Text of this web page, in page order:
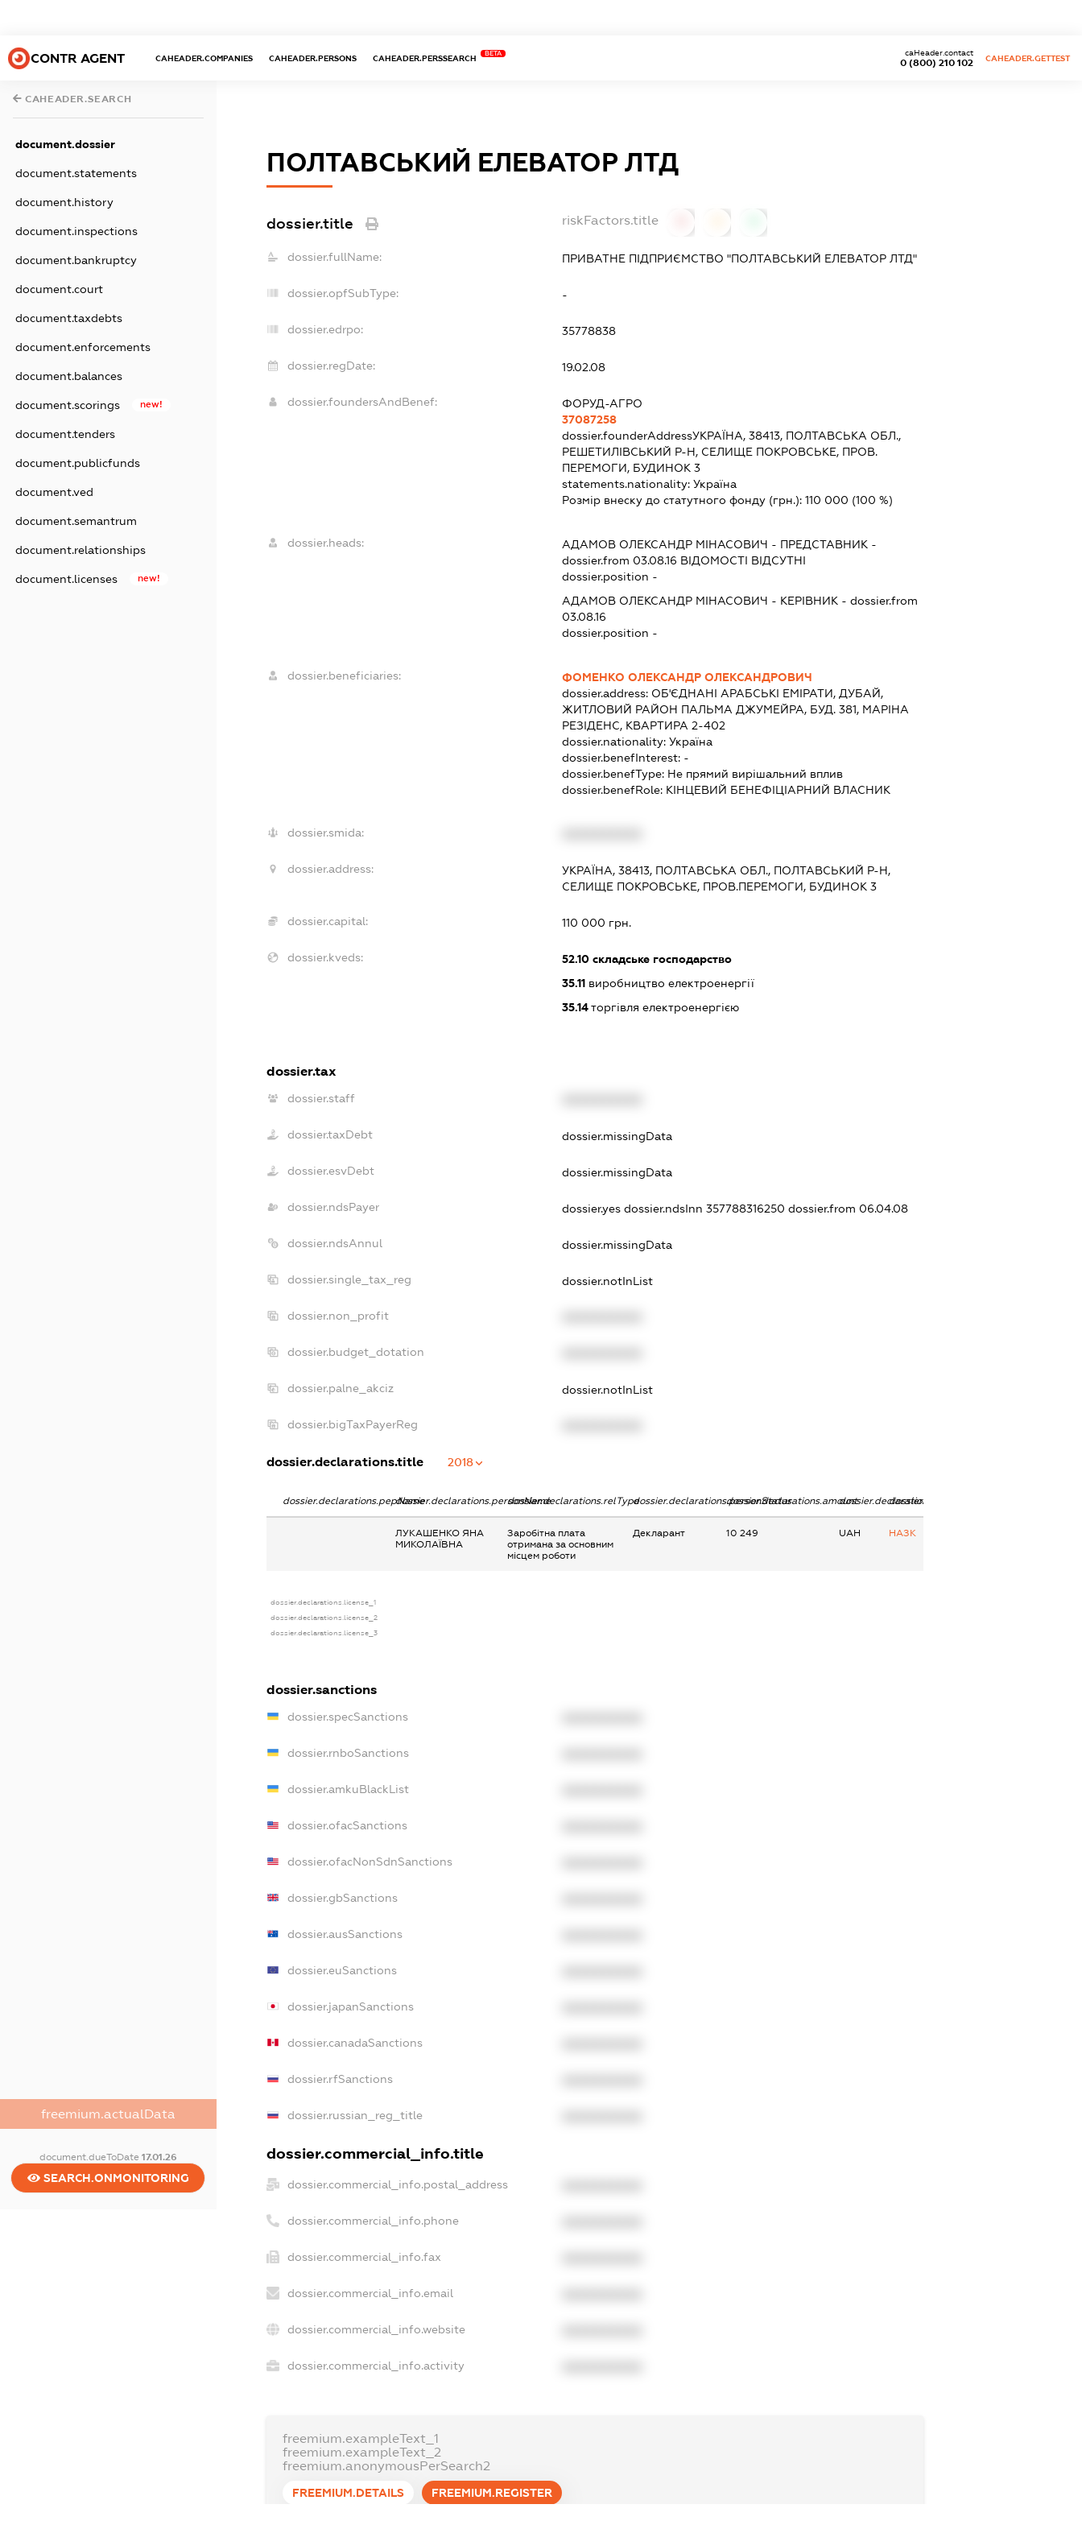
CONTR AGENT CAHEADER.COMPANIES CAHEADER.PERSONS CAHEADER.PERSSEARCH
BETA
0 (800) 210 102
caHeader.contact
CAHEADER.GETTEST
CAHEADER.SEARCH
document.dossier
document.statements
document.history
document.inspections
document.bankruptcy
document.court
document.taxdebts
document.enforcements
document.balances
document.scorings new!
document.tenders
document.publicfunds
document.ved
document.semantrum
document.relationships
document.licenses new!
freemium.actualData
document.dueToDate 17.01.26
SEARCH.ONMONITORING
ПОЛТАВСЬКИЙ ЕЛЕВАТОР ЛТД
dossier.title riskFactors.title
dossier.fullName: ПРИВАТНЕ ПІДПРИЄМСТВО "ПОЛТАВСЬКИЙ ЕЛЕВАТОР ЛТД"
dossier.opfSubType: -
dossier.edrpo: 35778838
dossier.regDate: 19.02.08
dossier.foundersAndBenef:
ФОРУД-АГРО
37087258
dossier.founderAddressУКРАЇНА, 38413, ПОЛТАВСЬКА ОБЛ.,
РЕШЕТИЛІВСЬКИЙ Р-Н, СЕЛИЩЕ ПОКРОВСЬКЕ, ПРОВ.
ПЕРЕМОГИ, БУДИНОК 3
statements.nationality:Україна
Розмір внеску до статутного фонду (грн.):110 000 (100 %)
dossier.heads: АДАМОВ ОЛЕКСАНДР МІНАСОВИЧ - ПРЕДСТАВНИК -
dossier.from 03.08.16 ВІДОМОСТІ ВІДСУТНІ
dossier.position -
АДАМОВ ОЛЕКСАНДР МІНАСОВИЧ - КЕРІВНИК - dossier.from
03.08.16
dossier.position -
dossier.beneficiaries:
ФОМЕНКО ОЛЕКСАНДР ОЛЕКСАНДРОВИЧ
dossier.address: ОБ'ЄДНАНІ АРАБСЬКІ ЕМІРАТИ, ДУБАЙ,
ЖИТЛОВИЙ РАЙОН ПАЛЬМА ДЖУМЕЙРА, БУД. 381, МАРІНА
РЕЗІДЕНС, КВАРТИРА 2-402
dossier.nationality:Україна
dossier.benefInterest: -
dossier.benefType: Не прямий вирішальний вплив
dossier.benefRole: КІНЦЕВИЙ БЕНЕФІЦІАРНИЙ ВЛАСНИК
dossier.smida:
dossier.address:
УКРАЇНА, 38413, ПОЛТАВСЬКА ОБЛ., ПОЛТАВСЬКИЙ Р-Н,
СЕЛИЩЕ ПОКРОВСЬКЕ, ПРОВ.ПЕРЕМОГИ, БУДИНОК 3
dossier.capital: 110 000 грн.
dossier.kveds: 52.10 складське господарство
35.11 виробництво електроенергії
35.14торгівля електроенергією
dossier.tax
dossier.staff
dossier.taxDebt dossier.missingData
dossier.esvDebt dossier.missingData
dossier.ndsPayer dossier.yesdossier.ndsInn 357788316250dossier.from 06.04.08
dossier.ndsAnnul dossier.missingData
dossier.single_tax_reg dossier.notInList
dossier.non_profit
dossier.budget_dotation
dossier.palne_akciz dossier.notInList
dossier.bigTaxPayerReg
dossier.declarations.title 2018
dossier.declarations.pepNamedossier.declarations.personNamedossier.declarations.relTypedossier.declarations.personStatusdossier.declarations.amountdossier.declarations.currency
dossier.declarations.source
ЛУКАШЕНКО ЯНА
МИКОЛАЇВНА
Заробітна плата
отримана за основним
місцем роботи
Декларант 10 249 UAH НАЗК
dossier.declarations.license_1
dossier.declarations.license_2
dossier.declarations.license_3
dossier.sanctions
dossier.specSanctions
dossier.rnboSanctions
dossier.amkuBlackList
dossier.ofacSanctions
dossier.ofacNonSdnSanctions
dossier.gbSanctions
dossier.ausSanctions
dossier.euSanctions
dossier.japanSanctions
dossier.canadaSanctions
dossier.rfSanctions
dossier.russian_reg_title
dossier.commercial_info.title
dossier.commercial_info.postal_address
dossier.commercial_info.phone
dossier.commercial_info.fax
dossier.commercial_info.email
dossier.commercial_info.website
dossier.commercial_info.activity
freemium.exampleText_1
freemium.exampleText_2
freemium.anonymousPerSearch2
FREEMIUM.DETAILS FREEMIUM.REGISTER